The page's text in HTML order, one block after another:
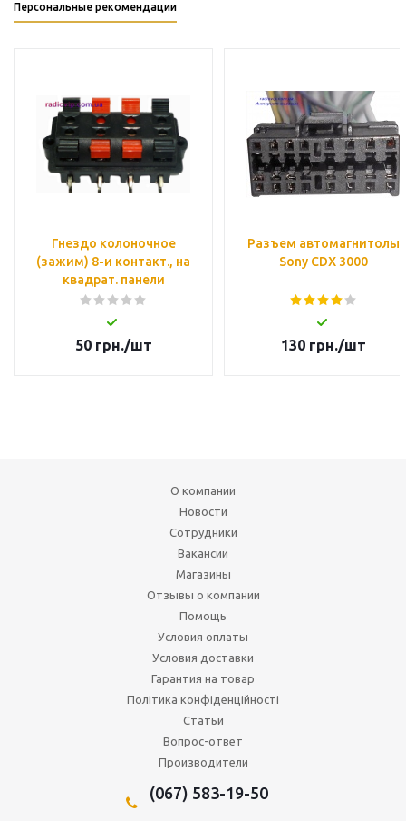
Персональные рекомендации
Гнездо колоночное
(зажим) 8-и контакт., на
квадрат. панели
50грн./шт
Разъем автомагнитолы
Sony CDX 3000
130 грн./шт
О компании
Новости
Сотрудники
Вакансии
Магазины
Отзывы о компании
Помощь
Условия оплаты
Условия доставки
Гарантия на товар
Політика конфіденційності
Статьи
Вопрос-ответ
Производители
(067) 583-19-50